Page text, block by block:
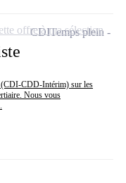
(CDI-CDD-Intérim) sur les
Nous vous
CDITemps plein
offre à ma sélection